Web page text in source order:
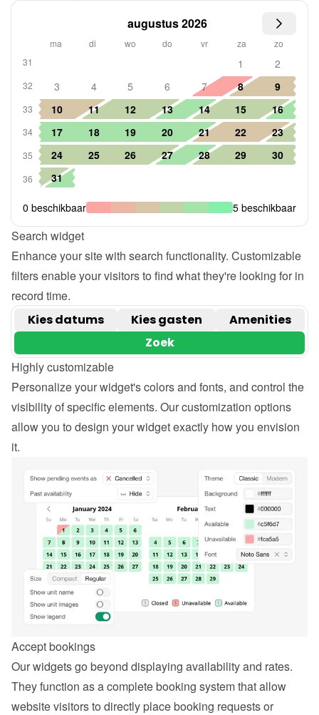
Search widget
Enhance your site with search functionality. Customizable
filters enable your visitors to find what they're looking for in
record time.
Highly customizable
Personalize your widget's colors and fonts, and control the
visibility of specific elements. Our customization options
allow you to design your widget exactly how you envision
it.
Accept bookings
Our widgets go beyond displaying availability and rates.
They function as a complete booking system that allow
website visitors to directly place booking requests or